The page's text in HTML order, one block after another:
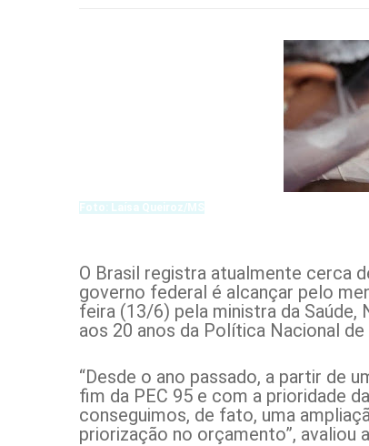
Foto: Laísa Queiroz/MS
O Brasil registra atualmente cerca
governo federal é alcançar pelo
feira (13/6) pela ministra da
aos 20 anos da Política Nacional de
“Desde o ano passado, a partir de
fim da PEC 95 e com a prioridade
conseguimos, de fato, uma
priorização no orçamento”, avaliou